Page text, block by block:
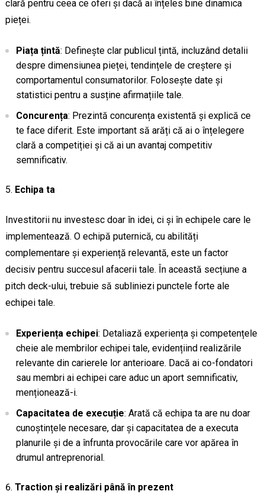
clară pentru ceea ce oferi și dacă ai înțeles bine dinamica
pieței.
Piața țintă: Definește clar publicul țintă, incluzând detalii
despre dimensiunea pieței, tendințele de creștere și
comportamentul consumatorilor. Folosește date și
statistici pentru a susține afirmațiile tale.
Concurența: Prezintă concurența existentă și explică ce
te face diferit. Este important să arăți că ai o înțelegere
clară a competiției și că ai un avantaj competitiv
semnificativ.
Echipa ta
Investitorii nu investesc doar în idei, ci și în echipele care le
implementează. O echipă puternică, cu abilități
complementare și experiență relevantă, este un factor
decisiv pentru succesul afacerii tale. În această secțiune a
pitch deck-ului, trebuie să subliniezi punctele forte ale
echipei tale.
Experiența echipei: Detaliază experiența și competențele
cheie ale membrilor echipei tale, evidențiind realizările
relevante din carierele lor anterioare. Dacă ai co-fondatori
sau membri ai echipei care aduc un aport semnificativ,
menționează-i.
Capacitatea de execuție: Arată că echipa ta are nu doar
cunoștințele necesare, dar și capacitatea de a executa
planurile și de a înfrunta provocările care vor apărea în
drumul antreprenorial.
Traction și realizări până în prezent